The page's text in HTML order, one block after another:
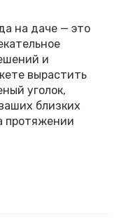
на даче — это
и
вырастить
уголок,
близких
протяжении